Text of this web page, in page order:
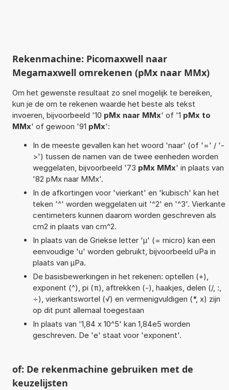
Rekenmachine: Picomaxwell naar
Megamaxwell omrekenen (pMx naar MMx)
Om het gewenste resultaat zo snel mogelijk te bereiken,
kun je de om te rekenen waarde het beste als tekst
invoeren, bijvoorbeeld '10 pMx naar MMx' of '1 pMx to
MMx' of gewoon '91 pMx':
In de meeste gevallen kan het woord 'naar' (of '=' / '-
>') tussen de namen van de twee eenheden worden
weggelaten, bijvoorbeeld '73 pMx MMx' in plaats van
'82 pMx naar MMx'.
In de afkortingen voor 'vierkant' en 'kubisch' kan het
teken '^' worden weggelaten uit '^2' en '^3'. Vierkante
centimeters kunnen daarom worden geschreven als
cm2 in plaats van cm^2.
In plaats van de Griekse letter 'µ' (= micro) kan een
eenvoudige 'u' worden gebruikt, bijvoorbeeld uPa in
plaats van µPa.
De basisbewerkingen in het rekenen: optellen (+),
exponent (^), pi (π), aftrekken (-), haakjes, delen (/, :,
÷), vierkantswortel (√) en vermenigvuldigen (*, x) zijn
op dit punt allemaal toegestaan
In plaats van '1,84 x 10^5' kan 1,84e5 worden
geschreven. De 'e' staat voor 'exponent'.
of: De rekenmachine gebruiken met de
keuzelijsten